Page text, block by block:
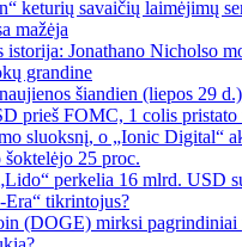
keturių savaičių laimėjimų
mažėja
istorija: Jonathano Nicholso
grandine
šiandien (liepos 29
prieš FOMC, 1 colis pristato
sluoksnį, o „Ionic Digital“
šoktelėjo 25 proc.
perkelia 16 mlrd. USD
Era“ tikrintojus?
(DOGE) mirksi